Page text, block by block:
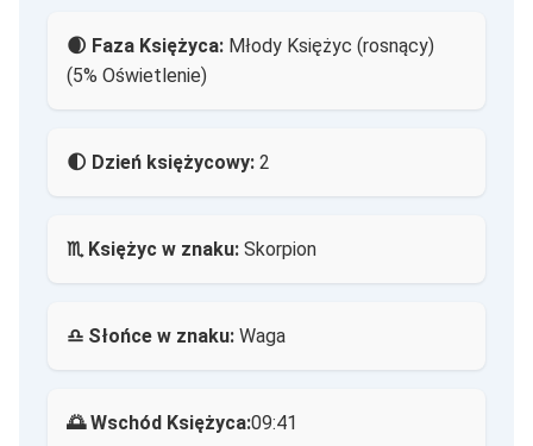
🌒 Faza Księżyca: Młody Księżyc (rosnący)
(5% Oświetlenie)
🌓 Dzień księżycowy: 2
♏ Księżyc w znaku: Skorpion
♎ Słońce w znaku: Waga
🌅 Wschód Księżyca:09:41